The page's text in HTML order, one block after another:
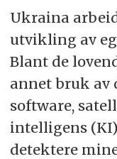
Ukraina
utvikling av
Blant de
annet bruk av
software,
intelligens
detektere